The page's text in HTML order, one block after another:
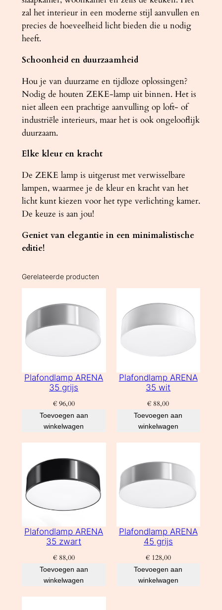
zal het interieur in een moderne stijl aanvullen en
precies de hoeveelheid licht bieden die u nodig
heeft.
Schoonheid en duurzaamheid
Hou je van duurzame en tijdloze oplossingen?
Nodig de houten ZEKE-lamp uit binnen. Het is
niet alleen een prachtige aanvulling op loft- of
industriële interieurs, maar het is ook ongelooflijk
duurzaam.
Elke kleur en kracht
De ZEKE lamp is uitgerust met verwisselbare
lampen, waarmee je de kleur en kracht van het
licht kunt kiezen voor het type verlichting kamer.
De keuze is aan jou!
Geniet van elegantie in een minimalistische
editie!
Gerelateerde producten
Plafondlamp ARENA
35 grijs
€96,00
Toevoegen aan
winkelwagen
Plafondlamp ARENA
35 wit
€ 88,00
Toevoegen aan
winkelwagen
Plafondlamp ARENA
35 zwart
€88,00
Toevoegen aan
winkelwagen
Plafondlamp ARENA
45 grijs
€128,00
Toevoegen aan
winkelwagen